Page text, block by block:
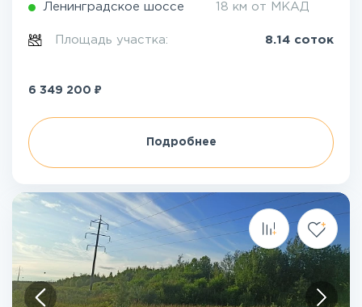
Ленинградское шоссе 18 км от МКАД
Площадь участка: 8.14 соток
6 349 200 ₽
Подробнее